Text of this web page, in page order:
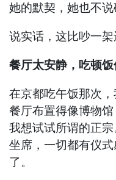
她的默契，她也不说
说实话，这比吵一架
餐厅太安静，吃顿
在京都吃午饭那次
餐厅布置得像博物馆
我想试试所谓的正宗
坐席，一切都有仪
了。